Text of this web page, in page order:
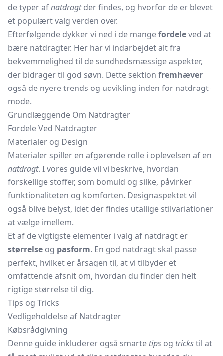
de typer afnatdragtder findes, og hvorfor de er blevet
et populært valg verden over.
Efterfølgende dykker vi ned i de mangefordeleved at
bære natdragter. Her har vi indarbejdet alt fra
bekvemmelighed til de sundhedsmæssige aspekter,
der bidrager til god søvn. Dette sektion fremhæver
også de nyere trends og udvikling inden for natdragt-
mode.
Grundlæggende Om Natdragter
Fordele Ved Natdragter
Materialer og Design
Materialer spiller en afgørende rolle i oplevelsen af en
natdragt. I vores guide vil vi beskrive, hvordan
forskellige stoffer, som bomuld og silke, påvirker
funktionaliteten og komforten. Designaspektet vil
også blive belyst, idet der findes utallige stilvariationer
at vælge imellem.
Et af de vigtigste elementer i valg af natdragt er
størrelse og pasform. En god natdragt skal passe
perfekt, hvilket er årsagen til, at vi tilbyder et
omfattende afsnit om, hvordan du finder den helt
rigtige størrelse til dig.
Tips og Tricks
Vedligeholdelse af Natdragter
Købsrådgivning
Denne guide inkluderer også smarte tips og trickstil at